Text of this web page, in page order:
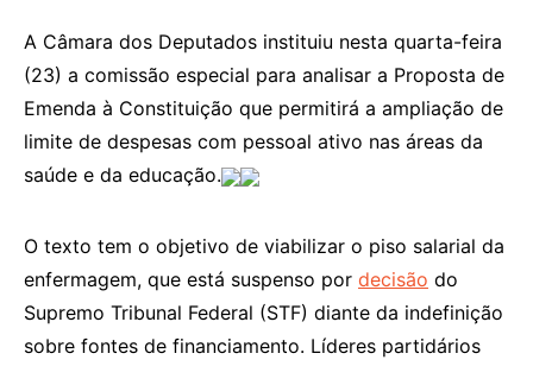
A Câmara dos Deputados instituiu nesta quarta-feira
(23) a comissão especial para analisar a Proposta de
Emenda à Constituição que permitirá a ampliação de
limite de despesas com pessoal ativo nas áreas da
saúde e da educação.
O texto tem o objetivo de viabilizar o piso salarial da
enfermagem, que está suspenso por decisão do
Supremo Tribunal Federal (STF) diante da indefinição
sobre fontes de financiamento. Líderes partidários